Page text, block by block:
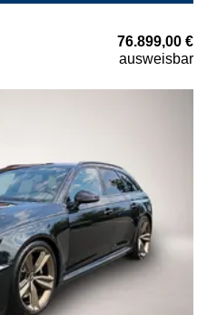
76.899,00 €
ausweisbar